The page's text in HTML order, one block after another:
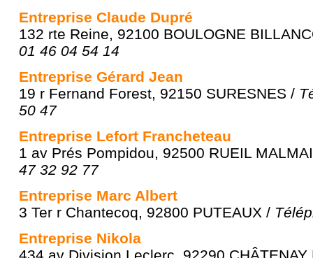
Entreprise Claude Dupré
132 rte Reine, 92100 BOULOGNE
01 46 04 54 14
Entreprise Gérard Jean
19 r Fernand Forest, 92150 SURESNES /
50 47
Entreprise Lefort Francheteau
1 av Prés Pompidou, 92500 RUEIL
47 32 92 77
Entreprise Marc Albert
3 Ter r Chantecoq, 92800 PUTEAUX /
Entreprise Nikola